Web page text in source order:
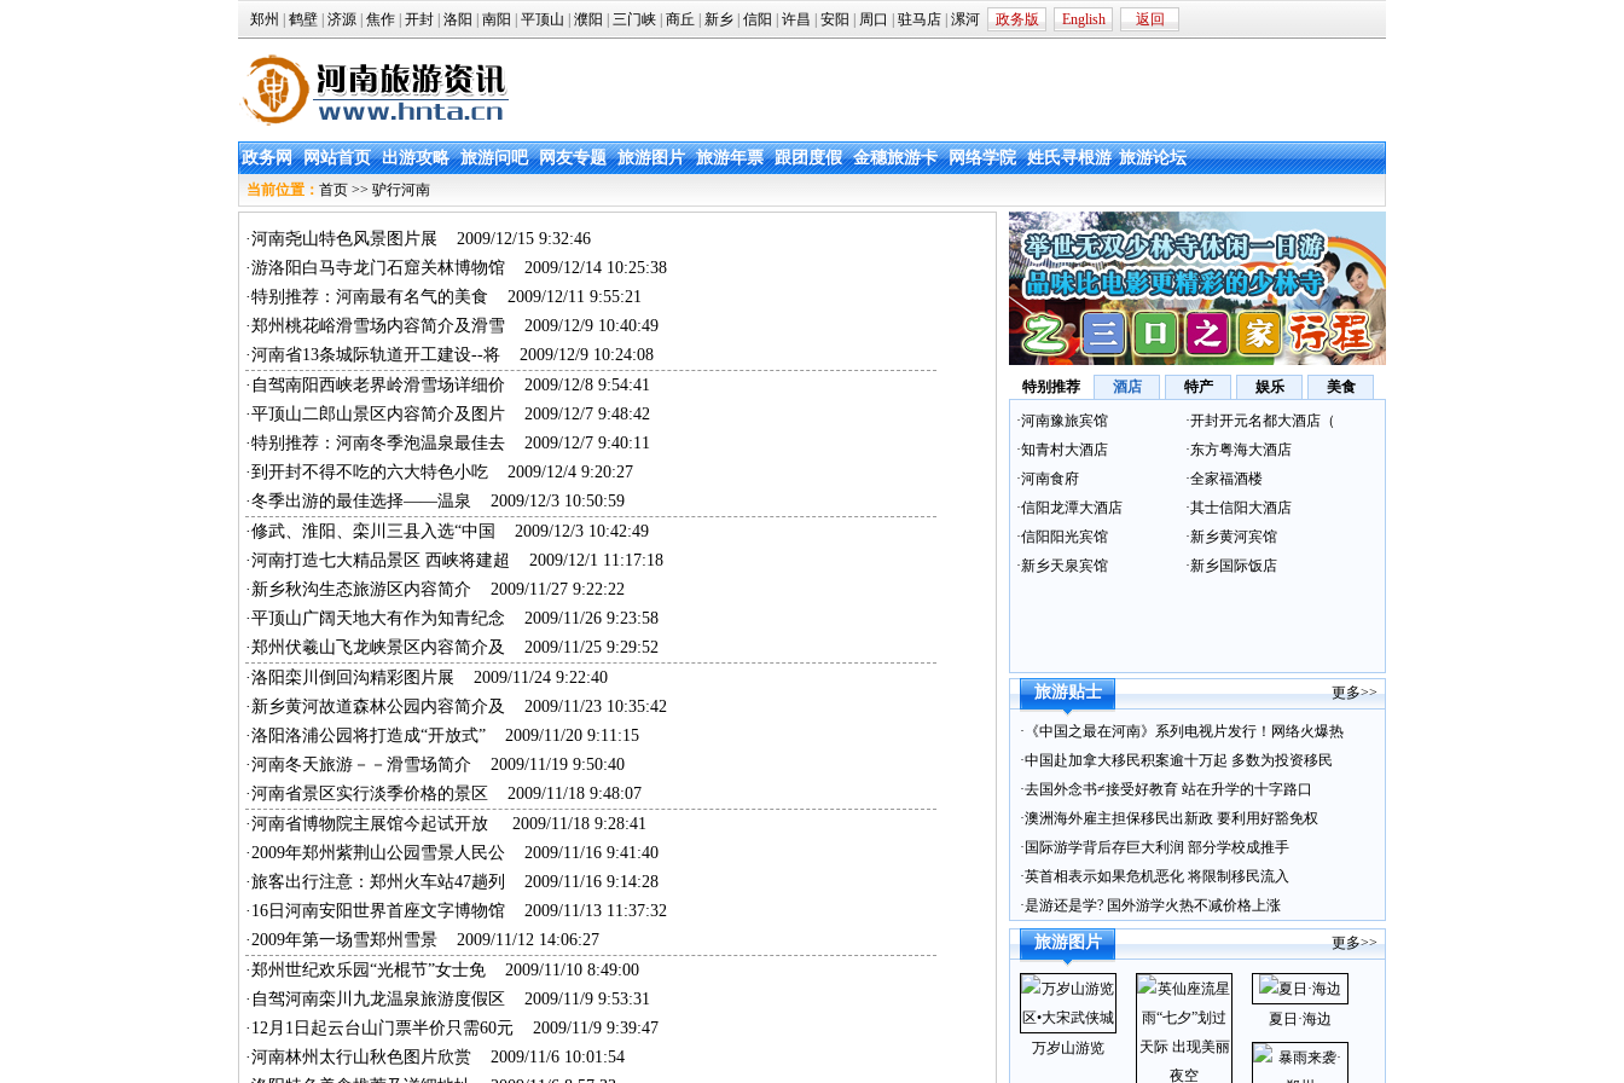
郑州 鹤壁 济源 焦作 开封 洛阳 南阳 平顶山 濮阳 三门峡 商丘 新乡 信阳 许昌 安阳 周口 驻马店 漯河 政务版 English 返回
政务网 网站首页 出游攻略 旅游问吧 网友专题 旅游图片 旅游年票 跟团度假 金穗旅游卡 网络学院 姓氏寻根游 旅游论坛
当前位置： 首页 >> 驴行河南
·河南尧山特色风景图片展 2009/12/15 9:32:46
·游洛阳白马寺龙门石窟关林博物馆 2009/12/14 10:25:38
·特别推荐：河南最有名气的美食 2009/12/11 9:55:21
·郑州桃花峪滑雪场内容简介及滑雪 2009/12/9 10:40:49
·河南省13条城际轨道开工建设--将 2009/12/9 10:24:08
· 自驾南阳西峡老界岭滑雪场详细价 2009/12/8 9:54:41
·平顶山二郎山景区内容简介及图片 2009/12/7 9:48:42
·特别推荐：河南冬季泡温泉最佳去 2009/12/7 9:40:11
·到开封不得不吃的六大特色小吃 2009/12/4 9:20:27
·冬季出游的最佳选择——温泉 2009/12/3 10:50:59
·修武、淮阳、栾川三县入选“中国
2009/12/3 10:42:49
·河南打造七大精品景区 西峡将建超 2009/12/1 11:17:18
· 新乡秋沟生态旅游区内容简介 2009/11/27 9:22:22
·平顶山广阔天地大有作为知青纪念 2009/11/26 9:23:58
·郑州伏羲山飞龙峡景区内容简介及
2009/11/25 9:29:52
·洛阳栾川倒回沟精彩图片展 2009/11/24 9:22:40
· 新乡黄河故道森林公园内容简介及
2009/11/23 10:35:42
·洛阳洛浦公园将打造成“开放式” 2009/11/20 9:11:15
·河南冬天旅游－－滑雪场简介 2009/11/19 9:50:40
·河南省景区实行淡季价格的景区
2009/11/18 9:48:07
·河南省博物院主展馆今起试开放
2009/11/18 9:28:41
·2009年郑州紫荆山公园雪景人民公 2009/11/16 9:41:40
·旅客出行注意：郑州火车站47趟列
2009/11/16 9:14:28
· 16日河南安阳世界首座文字博物馆 2009/11/13 11:37:32
·2009年第一场雪郑州雪景 2009/11/12 14:06:27
·郑州世纪欢乐园“光棍节”女士免 2009/11/10 8:49:00
· 自驾河南栾川九龙温泉旅游度假区
2009/11/9 9:53:31
· 12月1日起云台山门票半价只需60元 2009/11/9 9:39:47
·河南林州太行山秋色图片欣赏 2009/11/6 10:01:54
特别推荐 酒店 特产 娱乐
美食
·河南豫旅宾馆 ·开封开元名都大酒店（
·知青村大酒店 ·东方粤海大酒店
·河南食府 ·全家福酒楼
·信阳龙潭大酒店 ·其士信阳大酒店
·信阳阳光宾馆 ·新乡黄河宾馆
·新乡天泉宾馆 ·新乡国际饭店
旅游贴士 更多>>
· 《中国之最在河南》系列电视片发行！网络火爆热
·中国赴加拿大移民积案逾十万起 多数为投资移民
·去国外念书≠接受好教育 站在升学的十字路口
·澳洲海外雇主担保移民出新政 要利用好豁免权
· 国际游学背后存巨大利润 部分学校成推手
·英首相表示如果危机恶化 将限制移民流入
·是游还是学? 国外游学火热不减价格上涨
旅游图片 更多>>
万岁山游览
夏日·海边